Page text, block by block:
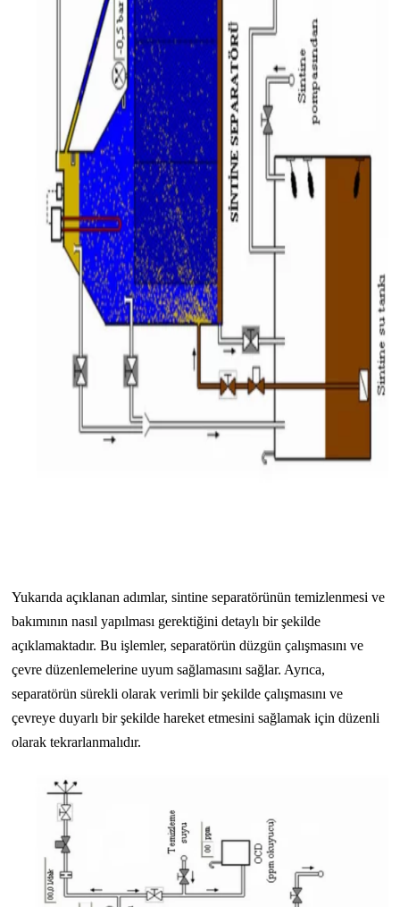
Yukarıda açıklanan adımlar, sintine separatörünün temizlenmesi ve
bakımının nasıl yapılması gerektiğini detaylı bir şekilde
açıklamaktadır. Bu işlemler, separatörün düzgün çalışmasını ve
çevre düzenlemelerine uyum sağlamasını sağlar. Ayrıca,
separatörün sürekli olarak verimli bir şekilde çalışmasını ve
çevreye duyarlı bir şekilde hareket etmesini sağlamak için düzenli
olarak tekrarlanmalıdır.